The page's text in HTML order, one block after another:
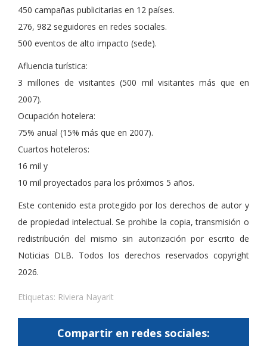
450 campañas publicitarias en 12 países.
276, 982 seguidores en redes sociales.
500 eventos de alto impacto (sede).
Afluencia turística:
3 millones de visitantes (500 mil visitantes más que en
2007).
Ocupación hotelera:
75% anual (15% más que en 2007).
Cuartos hoteleros:
16 mil y
10 mil proyectados para los próximos 5 años.
Este contenido esta protegido por los derechos de autor y
de propiedad intelectual. Se prohibe la copia, transmisión o
redistribución del mismo sin autorización por escrito de
Noticias DLB. Todos los derechos reservados copyright
2026.
Etiquetas: Riviera Nayarit
Compartir en redes sociales: